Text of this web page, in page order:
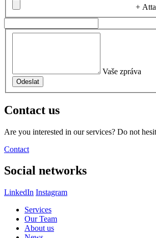
+
Vaše zpráva
Contact us
Are you interested in our services? Do not
Contact
Social networks
LinkedIn Instagram
Services
Our Team
About us